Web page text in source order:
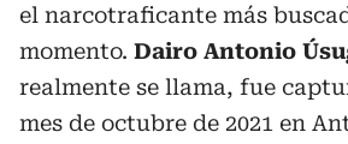
el narcotraficante más
momento. Dairo Antonio
realmente se llama, fue
mes de octubre de 2021 en